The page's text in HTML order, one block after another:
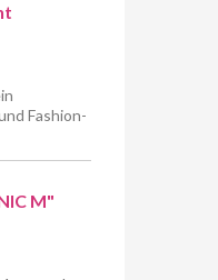
Fashion-
M"